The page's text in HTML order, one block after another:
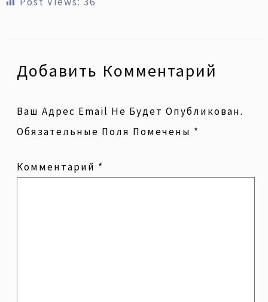
Добавить Комментарий
Ваш Адрес Email Не Будет Опубликован.
Обязательные Поля Помечены *
Комментарий *